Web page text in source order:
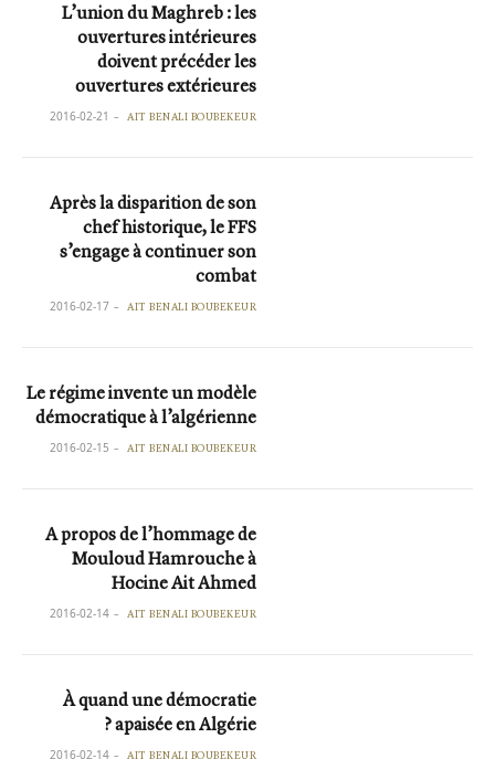
L’union du Maghreb : les
ouvertures intérieures
doivent précéder les
ouvertures extérieures
AIT BENALI BOUBEKEUR
2016-02-21
Après la disparition de son
chef historique, le FFS
s’engage à continuer son
combat
AIT BENALI BOUBEKEUR
2016-02-17
Le régime invente un modèle
démocratique à l’algérienne
AIT BENALI BOUBEKEUR
2016-02-15
A propos de l’hommage de
Mouloud Hamrouche à
Hocine Ait Ahmed
AIT BENALI BOUBEKEUR
2016-02-14
À quand une démocratie
apaisée en Algérie ?
AIT BENALI BOUBEKEUR
2016-02-14